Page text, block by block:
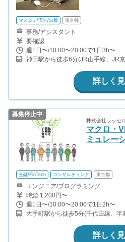
マスコミ/広告/出版 東京都
事務/アシスタント
要確認
週1日〜/10:00〜20:00で1日3h〜
神田駅から徒歩6分(JR山手線、JR
6分(東京メトロ日比谷線) 岩本町駅
詳しく
募集停止中
株式会社ラッセ
マクロ・
ミュレー
金融/FinTech コンサルティング 東京都
エンジニア/プログラミング
時給 1,200円〜
週1日〜/10:00〜20:00で1日2h〜
大手町駅から徒歩5分(千代田線、
駅から徒歩10分(山手線、京浜東北
詳しく